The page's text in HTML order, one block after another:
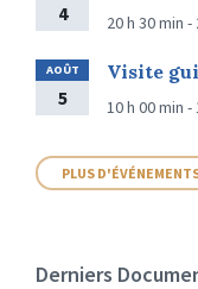
4 20 h 30 min -
AOÛT
5
Visite
10 h 00 min -
PLUS
Derniers